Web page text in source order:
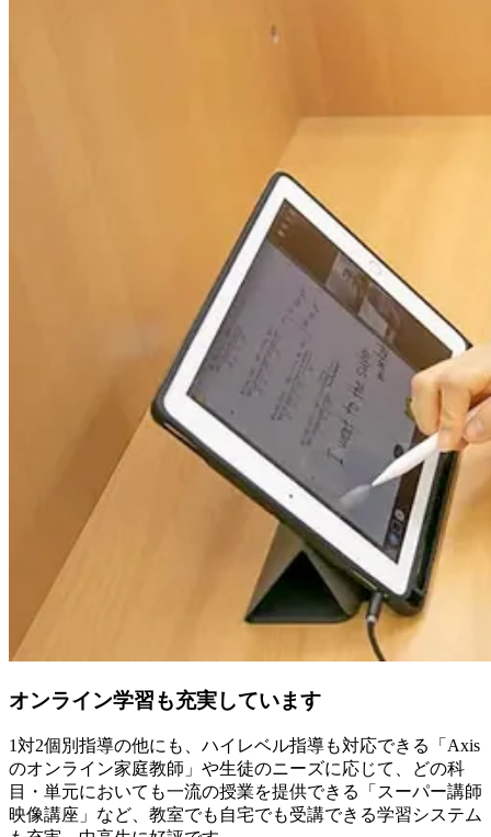
オンライン学習も充実しています
1対2個別指導の他にも、ハイレベル指導も対応できる「Axis
のオンライン家庭教師」や生徒のニーズに応じて、どの科
目・単元においても一流の授業を提供できる「スーパー講師
映像講座」など、教室でも自宅でも受講できる学習システム